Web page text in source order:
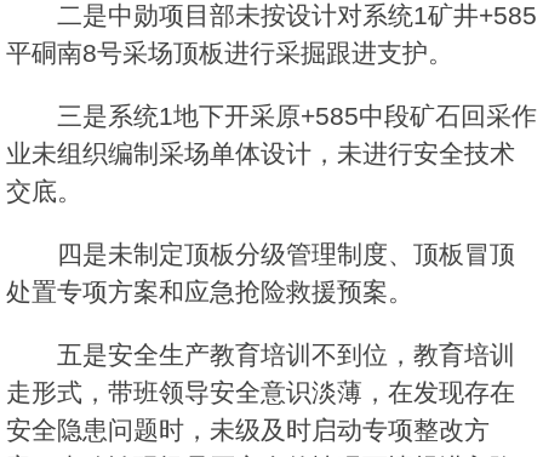
二是中勋项目部未按设计对系统1矿井+585
平硐南8号采场顶板进行采掘跟进支护。
三是系统1地下开采原+585中段矿石回采作
业未组织编制采场单体设计，未进行安全技术
交底。
四是未制定顶板分级管理制度、顶板冒顶
处置专项方案和应急抢险救援预案。
五是安全生产教育培训不到位，教育培训
走形式，带班领导安全意识淡薄，在发现存在
安全隐患问题时，未级及时启动专项整改方